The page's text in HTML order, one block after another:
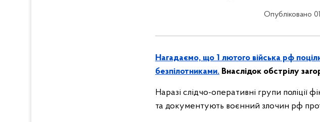
Опубліковано
Нагадаємо, що 1 лютого війська рф
безпілотниками. Внаслідок обстрілу
Наразі слідчо-оперативні групи поліції
та документують воєнний злочин рф